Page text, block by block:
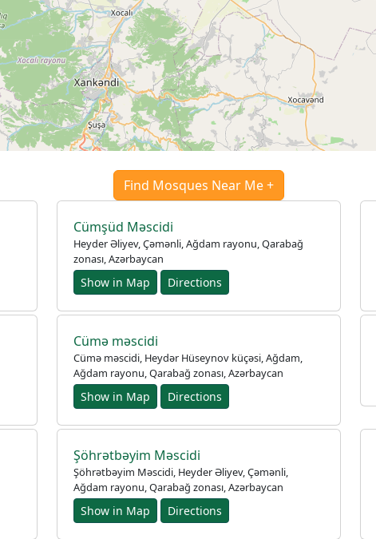
Find Mosques Near Me +
Cümşüd Məscidi
Heyder Əliyev, Çəmənli, Ağdam rayonu, Qarabağ
zonası, Azərbaycan
Show in Map Directions
Cümə məscidi
Cümə məscidi, Heydər Hüseynov küçəsi, Ağdam,
Ağdam rayonu, Qarabağ zonası, Azərbaycan
Show in Map Directions
Şöhrətbəyim Məscidi
Şöhrətbəyim Məscidi, Heyder Əliyev, Çəmənli,
Ağdam rayonu, Qarabağ zonası, Azərbaycan
Show in Map Directions